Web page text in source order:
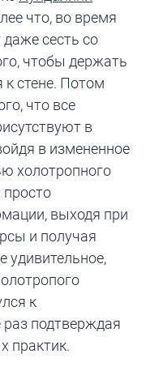
что, во время
сесть со
чтобы держать
к стене. Потом
что все
в
в измененное
холотропного
выходя при
и получая
удивительное,
к
подтверждая
практик.